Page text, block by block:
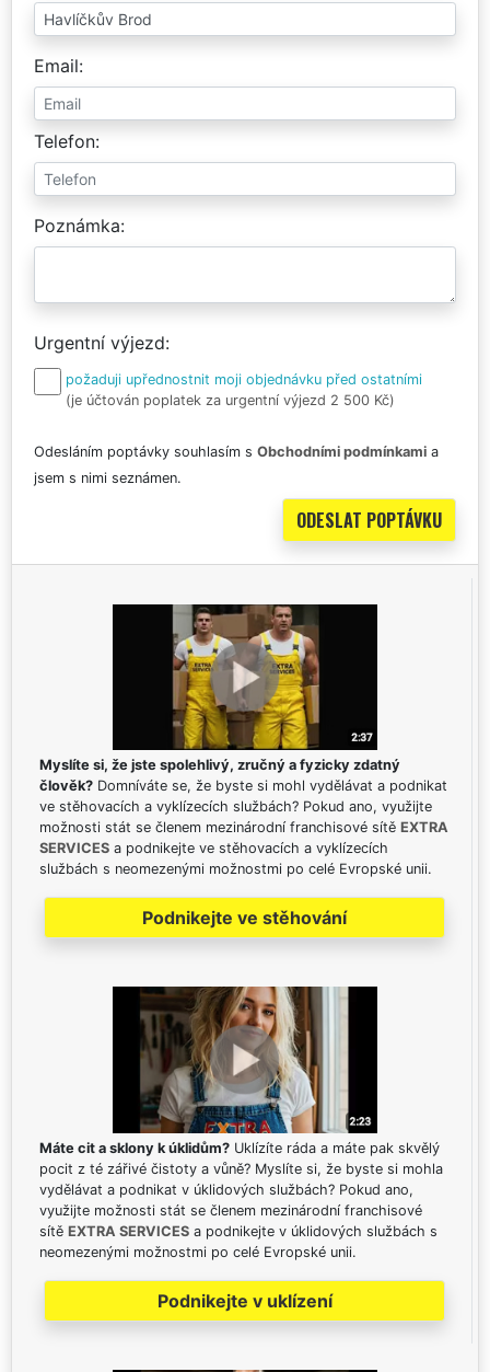
Email
Telefon
Poznámka
Urgentní výjezd
požaduji upřednostnit moji objednávku před ostatními
(je účtován poplatek za urgentní výjezd 2 500 Kč)
Odesláním poptávky souhlasím s Obchodními podmínkami a
jsem s nimi seznámen.
Myslíte si, že jste spolehlivý, zručný a fyzicky zdatný
člověk? Domníváte se, že byste si mohl vydělávat a podnikat
ve stěhovacích a vyklízecích službách? Pokud ano, využijte
možnosti stát se členem mezinárodní franchisové sítě EXTRA
SERVICES a podnikejte ve stěhovacích a vyklízecích
službách s neomezenými možnostmi po celé Evropské unii.
Podnikejte ve stěhování
Máte cit a sklony k úklidům? Uklízíte ráda a máte pak skvělý
pocit z té zářivé čistoty a vůně? Myslíte si, že byste si mohla
vydělávat a podnikat v úklidových službách? Pokud ano,
využijte možnosti stát se členem mezinárodní franchisové
sítě EXTRA SERVICES a podnikejte v úklidových službách s
neomezenými možnostmi po celé Evropské unii.
Podnikejte v uklízení